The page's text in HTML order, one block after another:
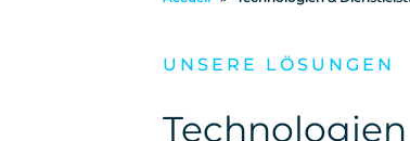
UNSERE LÖSUNGEN